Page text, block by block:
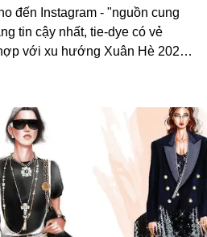
đến Instagram - "nguồn cung
tin cậy nhất, tie-dye có vẻ
với xu hướng Xuân Hè 2022